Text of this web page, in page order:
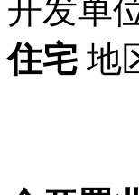
开发单
住宅 地